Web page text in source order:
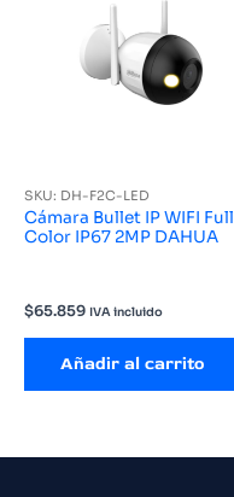
SKU: DH-F2C-LED
Cámara Bullet IP WIFI Full
Color IP67 2MP DAHUA
$65.859 IVA incluido
Añadir al carrito